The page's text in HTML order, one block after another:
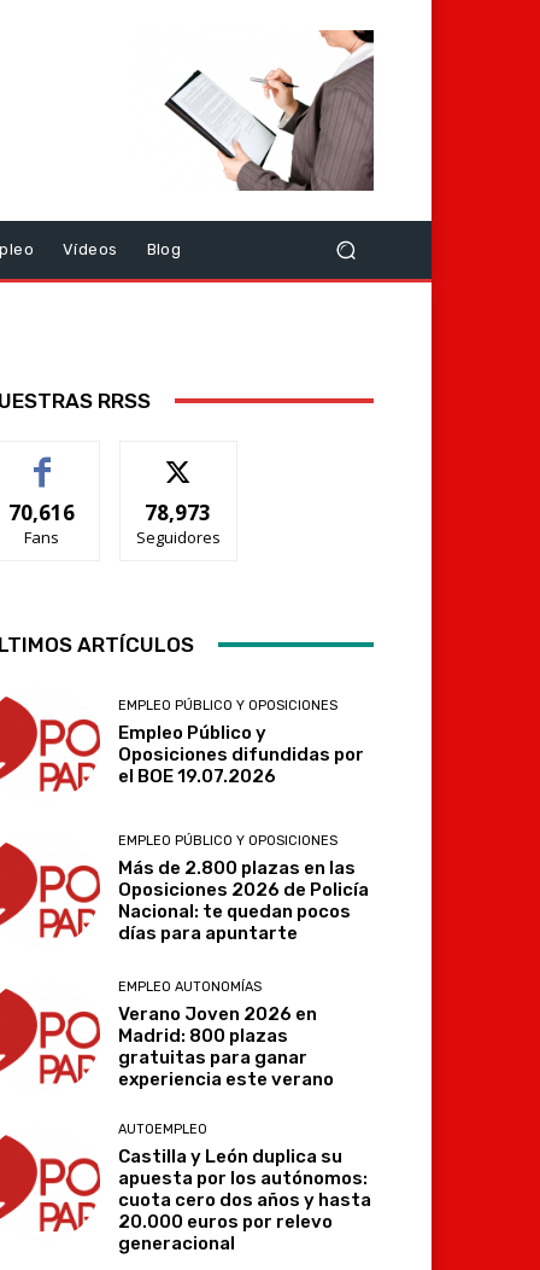
Vídeos Blog
RRSS
70,616
Fans
78,973
Seguidores
ARTÍCULOS
EMPLEO PÚBLICO Y OPOSICIONES
Empleo Público y
Oposiciones difundidas por
el BOE 19.07.2026
EMPLEO PÚBLICO Y OPOSICIONES
Más de 2.800 plazas en las
Oposiciones 2026 de Policía
Nacional: te quedan pocos
días para apuntarte
EMPLEO AUTONOMÍAS
Verano Joven 2026 en
Madrid: 800 plazas
gratuitas para ganar
experiencia este verano
AUTOEMPLEO
Castilla y León duplica su
apuesta por los autónomos:
cuota cero dos años y hasta
20.000 euros por relevo
generacional